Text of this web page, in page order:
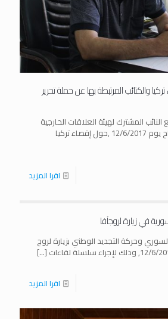
والكتائب المرتبطة بها عن حملة تحرير
المشترك لهيئة العلاقات الخارجية
السيَد فنر الكعيط صباح يوم 12/6/2017 ,حول إقصاء تركيا
اقرا المزيد
في زيارة لروجآفا
وحركة التجديد الوطني بزيارة لروج
[…]
اقرا المزيد